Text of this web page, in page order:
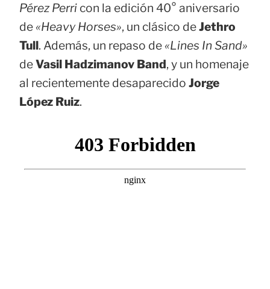
Pérez Perri con la edición 40° aniversario
de «Heavy Horses», un clásico deJethro
Tull. Además, un repaso de «Lines In Sand»
deVasil Hadzimanov Band, y un homenaje
al recientemente desaparecido Jorge
López Ruiz.